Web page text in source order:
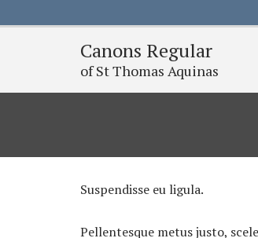
Canons Regular
of St Thomas Aquinas
Suspendisse eu ligula.
Pellentesque metus justo,